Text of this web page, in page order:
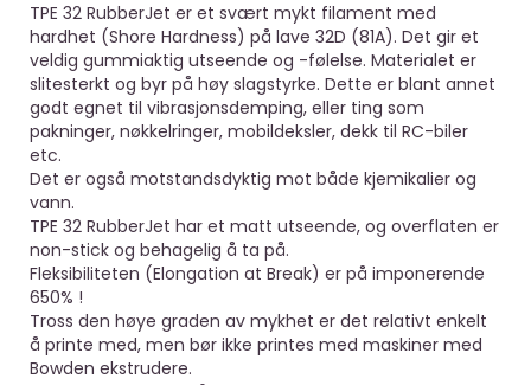
TPE 32 RubberJet er et svært mykt filament med
hardhet (Shore Hardness) på lave 32D (81A). Det gir et
veldig gummiaktig utseende og -følelse. Materialet er
slitesterkt og byr på høy slagstyrke. Dette er blant annet
godt egnet til vibrasjonsdemping, eller ting som
pakninger, nøkkelringer, mobildeksler, dekk til RC-biler
etc.
Det er også motstandsdyktig mot både kjemikalier og
vann.
TPE 32 RubberJet har et matt utseende, og overflaten er
non-stick og behagelig å ta på.
Fleksibiliteten (Elongation at Break) er på imponerende
650% !
Tross den høye graden av mykhet er det relativt enkelt
å printe med, men bør ikke printes med maskiner med
Bowden ekstrudere.